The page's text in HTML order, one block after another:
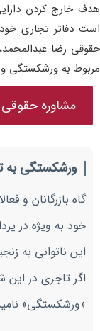
هدف خارج کردن
است دفاتر تجاری
حقوقی رضا
مربوط به ورشکستگی
مشاوره حقوقی
ورشکستگی
گاه بازرگانان و
خود به ویژه در
این ناتوانی به
اگر تاجری در این
«ورشکستگی»